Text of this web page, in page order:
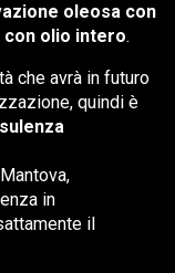
oleosa con
olio intero.
che avrà in futuro
quindi è
in
il